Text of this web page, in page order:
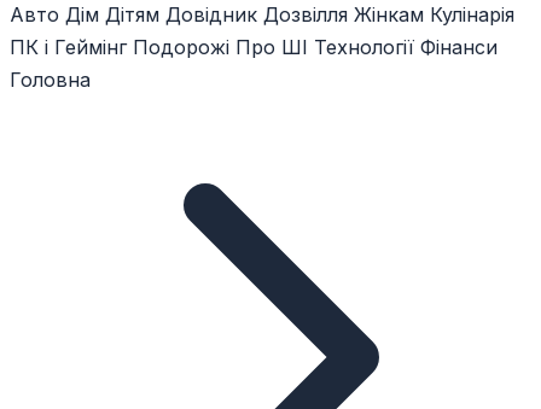
Авто Дім Дітям Довідник Дозвілля Жінкам Кулінарія
ПК і Геймінг Подорожі Про ШІ Технології Фінанси
Головна